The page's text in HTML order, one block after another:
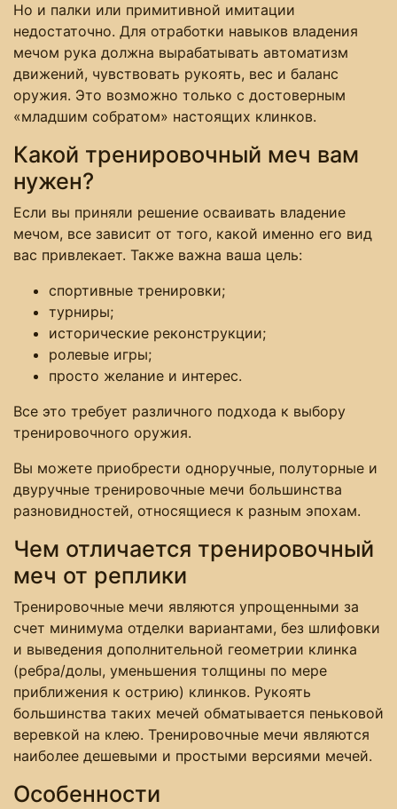
Но и палки или примитивной имитации
недостаточно. Для отработки навыков владения
мечом рука должна вырабатывать автоматизм
движений, чувствовать рукоять, вес и баланс
оружия. Это возможно только с достоверным
«младшим собратом» настоящих клинков.
Какой тренировочный меч вам
нужен?
Если вы приняли решение осваивать владение
мечом, все зависит от того, какой именно его вид
вас привлекает. Также важна ваша цель:
спортивные тренировки;
турниры;
исторические реконструкции;
ролевые игры;
просто желание и интерес.
Все это требует различного подхода к выбору
тренировочного оружия.
Вы можете приобрести одноручные, полуторные и
двуручные тренировочные мечи большинства
разновидностей, относящиеся к разным эпохам.
Чем отличается тренировочный
меч от реплики
Тренировочные мечи являются упрощенными за
счет минимума отделки вариантами, без шлифовки
и выведения дополнительной геометрии клинка
(ребра/долы, уменьшения толщины по мере
приближения к острию) клинков. Рукоять
большинства таких мечей обматывается пеньковой
веревкой на клею. Тренировочные мечи являются
наиболее дешевыми и простыми версиями мечей.
Особенности